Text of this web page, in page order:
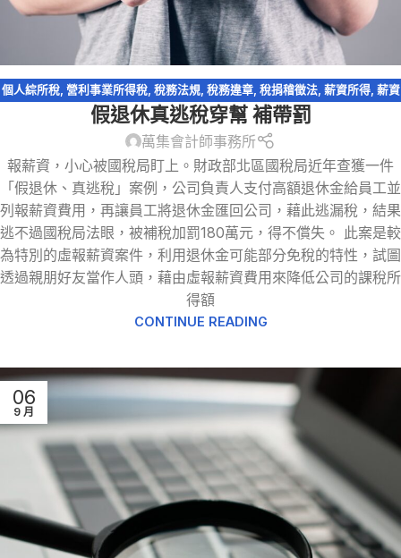
個人綜所稅, 營利事業所得稅, 稅務法規, 稅務違章, 稅捐稽徵法, 薪資所得, 薪資
支出,虛報薪資,退職所得, 逃漏稅
假退休真逃稅穿幫 補帶罰
萬集會計師事務所
報薪資，小心被國稅局盯上。財政部北區國稅局近年查獲一件
「假退休、真逃稅」案例，公司負責人支付高額退休金給員工並
列報薪資費用，再讓員工將退休金匯回公司，藉此逃漏稅，結果
逃不過國稅局法眼，被補稅加罰180萬元，得不償失。 此案是較
為特別的虛報薪資案件，利用退休金可能部分免稅的特性，試圖
透過親朋好友當作人頭，藉由虛報薪資費用來降低公司的課稅所
得額
CONTINUE READING
06
9 月